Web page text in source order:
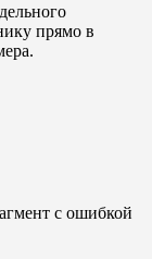
прямо в
с ошибкой